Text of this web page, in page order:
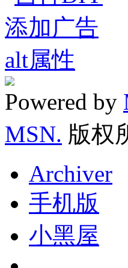
Powered by
MSN. 版权
Archiver
手机版
小黑屋